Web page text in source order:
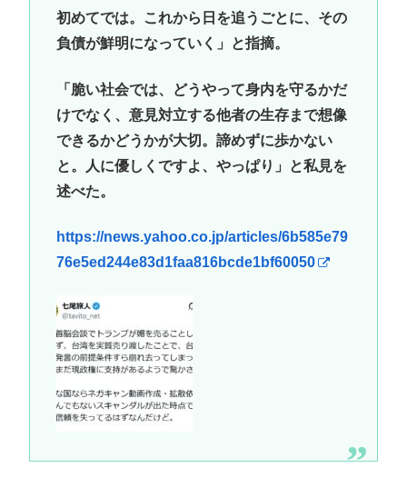
初めてでは。これから日を追うごとに、その
負債が鮮明になっていく」と指摘。
「脆い社会では、どうやって身内を守るかだ
けでなく、意見対立する他者の生存まで想像
できるかどうかが大切。諦めずに歩かない
と。人に優しくですよ、やっぱり」と私見を
述べた。
https://news.yahoo.co.jp/articles/6b585e79
76e5ed244e83d1faa816bcde1bf60050